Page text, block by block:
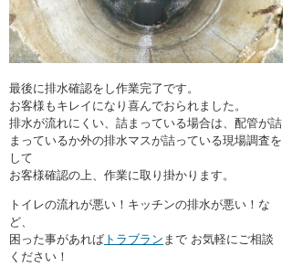
最後に排水確認をし作業完了です。
お客様もキレイになり喜んでおられました。
排水が流れにくい、詰まっている場合は、配管が詰
まっているか外の排水マスが詰っている現場調査を
して
お客様確認の上、作業に取り掛かります。
トイレの流れが悪い！キッチンの排水が悪い！な
ど、
困った事があれば トラブラン まで お気軽にご相談
ください！